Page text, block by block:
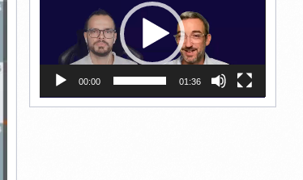
00:00 01:36